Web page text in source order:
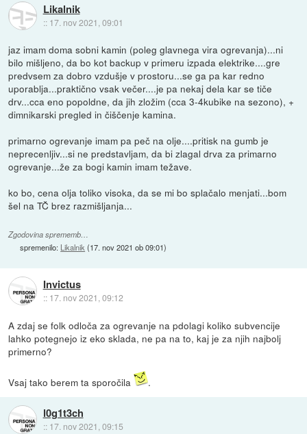
Likalnik
:: 17. nov 2021, 09:01
jaz imam doma sobni kamin (poleg glavnega vira ogrevanja)...ni
bilo mišljeno, da bo kot backup v primeru izpada elektrike....gre
predvsem za dobro vzdušje v prostoru...se ga pa kar redno
uporablja...praktično vsak večer....je pa nekaj dela kar se tiče
drv...cca eno popoldne, da jih zložim (cca 3-4kubike na sezono), +
dimnikarski pregled in čiščenje kamina.
primarno ogrevanje imam pa peč na olje....pritisk na gumb je
neprecenljiv...si ne predstavljam, da bi zlagal drva za primarno
ogrevanje...že za bogi kamin imam težave.
ko bo, cena olja toliko visoka, da se mi bo splačalo menjati...bom
šel na TČ brez razmišljanja...
Zgodovina sprememb…
spremenilo: Likalnik (17. nov 2021 ob 09:01)
Invictus
:: 17. nov 2021, 09:12
A zdaj se folk odloča za ogrevanje na pdolagi koliko subvencije
lahko potegnejo iz eko sklada, ne pa na to, kaj je za njih najbolj
primerno?
Vsaj tako berem ta sporočila .
l0g1t3ch
:: 17. nov 2021, 09:15